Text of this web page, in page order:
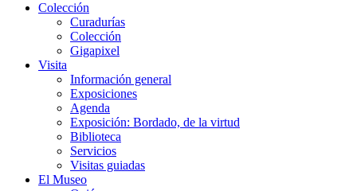
Colección
Curadurías
Colección
Gigapixel
Visita
Información general
Exposiciones
Agenda
Exposición: Bordado, de la virtud
Biblioteca
Servicios
Visitas guiadas
El Museo